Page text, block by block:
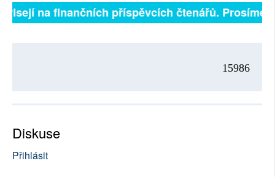
na finančních příspěvcích čtenářů. Prosíme,
15986
Diskuse
Přihlásit